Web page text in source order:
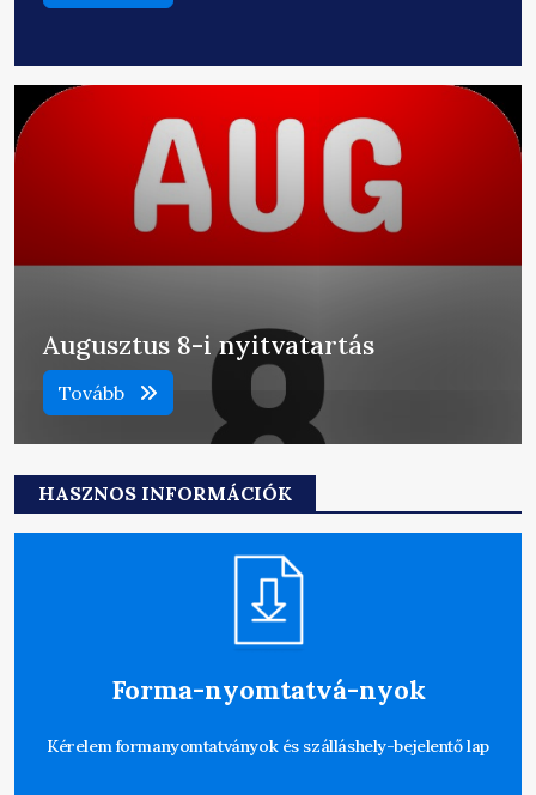
Augusztus 8-i nyitvatartás
Tovább
HASZNOS INFORMÁCIÓK
Forma-nyomtatvá-nyok
Kérelem formanyomtatványok és szálláshely-bejelentő lap